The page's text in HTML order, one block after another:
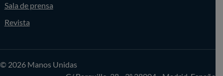
Sala de prensa
Revista
© 2026 Manos Unidas